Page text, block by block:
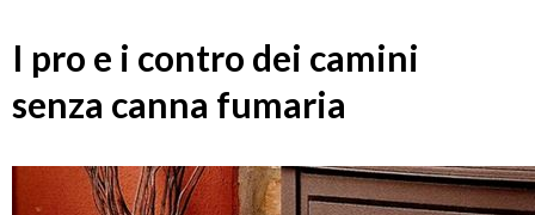
I pro e i contro dei camini
senza canna fumaria